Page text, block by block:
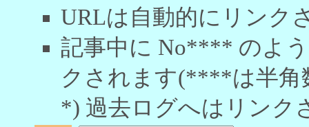
URLは自動的にリンク
記事中に No**** のよ
クされます(****は半角
*) 過去ログへはリンク